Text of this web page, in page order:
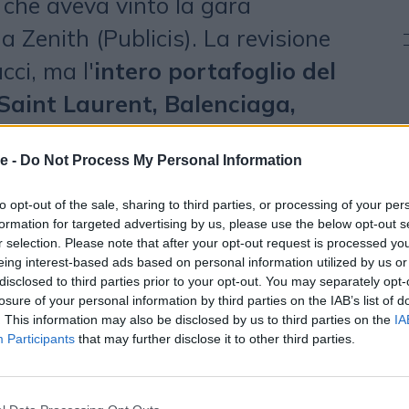
- Do Not Process My Personal Information
opt-out of the sale, sharing to third parties, or processing of your
for targeted advertising by us, please use the below opt-out
selection. Please note that after your opt-out request is processed
interest-based ads based on personal information utilized by us
to third parties prior to your opt-out. You may separately
of your personal information by third parties on the IAB’s list of
This information may also be disclosed by us to third parties on the
Participants that may further disclose it to other third parties.
Zenith (Publicis). La revisione
ma l'intero portafoglio del
Laurent, Balenciaga,
McQueen e Brioni.
Kering ha registrato
globale di319,9 milioni di
il 2026 le stime indicano un
contenuto, pari a circa293,3
la stima è di20 milioni di